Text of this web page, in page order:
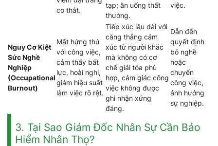
co thắt.
tạp; ăn uống thất
thường.
việc.
Nguy Cơ Kiệt
Sức Nghề
Nghiệp
(Occupational
Burnout)
Mất hứng thú
với công việc,
cảm thấy bất
lực, hoài nghi,
giảm hiệu suất
làm việc rõ rệt.
Tiếp xúc lâu dài với
căng thẳng cảm
xúc từ người khác
mà không có cơ
chế giải tỏa phù
hợp, cảm giác công
việc không được
ghi nhận xứng
đáng.
Dẫn đến
quyết định
bỏ nghề
hoặc
chuyển
công việc,
ảnh hưởng
sự nghiệp.
3. Tại Sao Giám Đốc Nhân Sự Cần Bảo
Hiểm Nhân Thọ?